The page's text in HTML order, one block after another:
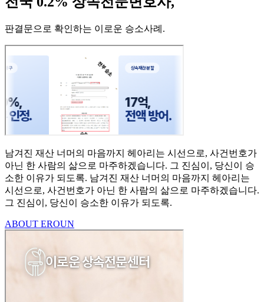
판결문으로 확인하는 이로운 승소사례 .
남겨진 재산 너머의 마음까지 헤아리는 시선으로, 사건번호가
아닌 한 사람의 삶으로 마주하겠습니다. 그 진심이, 당신이 승
소한 이유가 되도록. 남겨진 재산 너머의 마음까지 헤아리는
시선으로, 사건번호가 아닌 한 사람의 삶으로 마주하겠습니다.
그 진심이, 당신이 승소한 이유가 되도록.
ABOUT EROUN